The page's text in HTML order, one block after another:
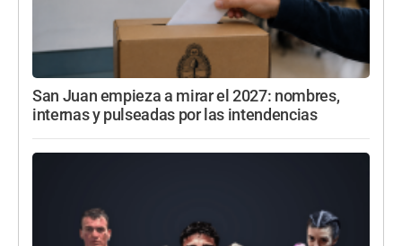
San Juan empieza a mirar el 2027: nombres,
internas y pulseadas por las intendencias